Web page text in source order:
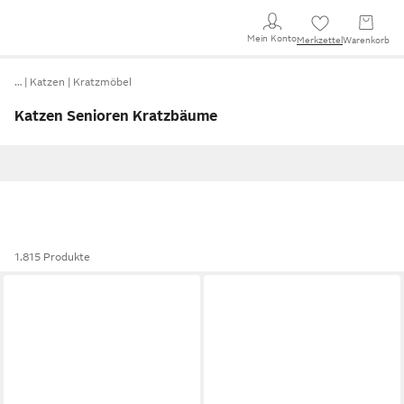
Mein KontoMerkzettel Warenkorb
… Katzen Kratzmöbel
Katzen Senioren Kratzbäume
1.815 Produkte